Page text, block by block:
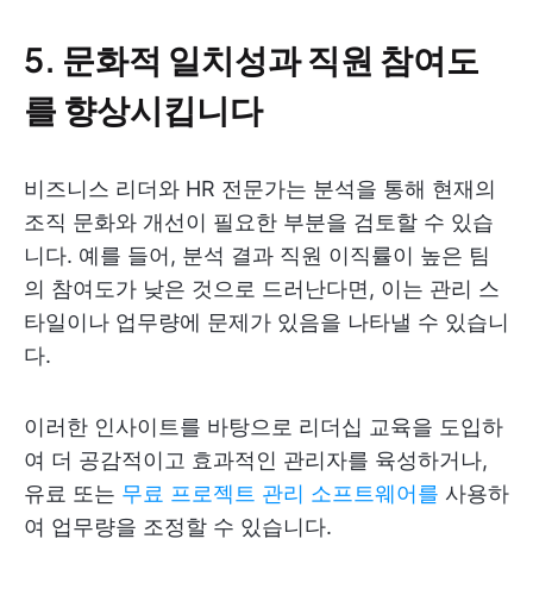
5. 문화적 일치성과 직원 참여도
를 향상시킵니다
비즈니스 리더와 HR 전문가는 분석을 통해 현재의
조직 문화와 개선이 필요한 부분을 검토할 수 있습
니다. 예를 들어, 분석 결과 직원 이직률이 높은 팀
의 참여도가 낮은 것으로 드러난다면, 이는 관리 스
타일이나 업무량에 문제가 있음을 나타낼 수 있습니
다.
이러한 인사이트를 바탕으로 리더십 교육을 도입하
여 더 공감적이고 효과적인 관리자를 육성하거나,
유료 또는 무료 프로젝트 관리 소프트웨어를 사용하
여 업무량을 조정할 수 있습니다.